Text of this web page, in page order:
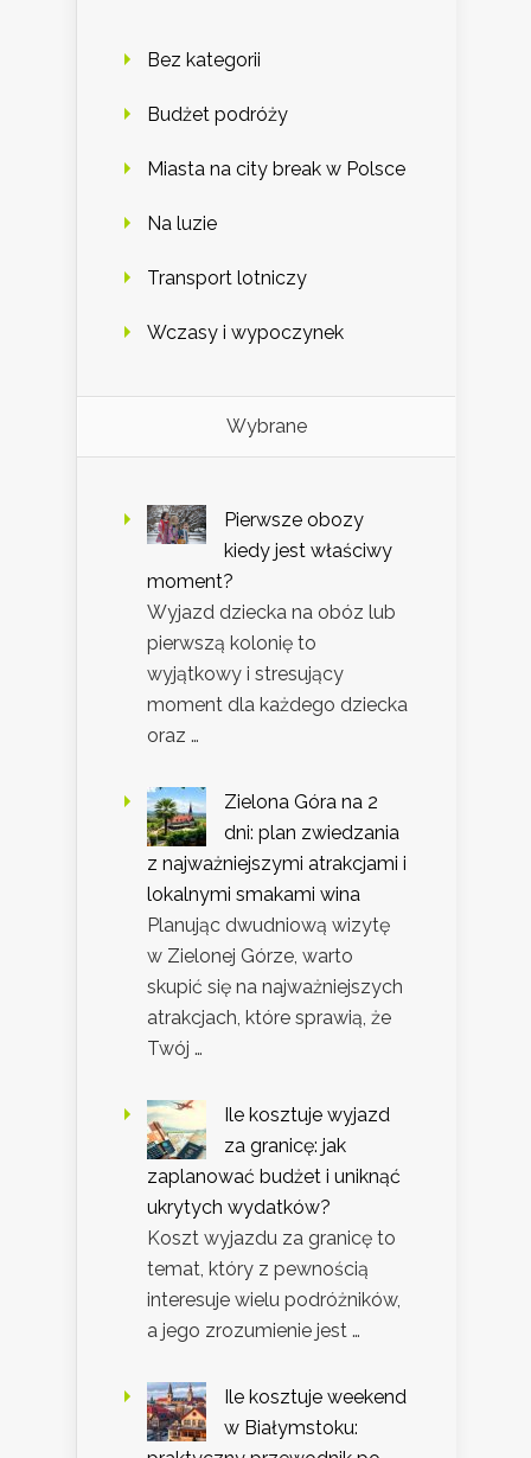
Bez kategorii
Budżet podróży
Miasta na city break w Polsce
Na luzie
Transport lotniczy
Wczasy i wypoczynek
Wybrane
Pierwsze obozy
kiedy jest właściwy
moment?
Wyjazd dziecka na obóz lub
pierwszą kolonię to
wyjątkowy i stresujący
moment dla każdego dziecka
oraz …
Zielona Góra na 2
dni: plan zwiedzania
z najważniejszymi atrakcjami i
lokalnymi smakami wina
Planując dwudniową wizytę
w Zielonej Górze, warto
skupić się na najważniejszych
atrakcjach, które sprawią, że
Twój …
Ile kosztuje wyjazd
za granicę: jak
zaplanować budżet i uniknąć
ukrytych wydatków?
Koszt wyjazdu za granicę to
temat, który z pewnością
interesuje wielu podróżników,
a jego zrozumienie jest …
Ile kosztuje weekend
w Białymstoku: